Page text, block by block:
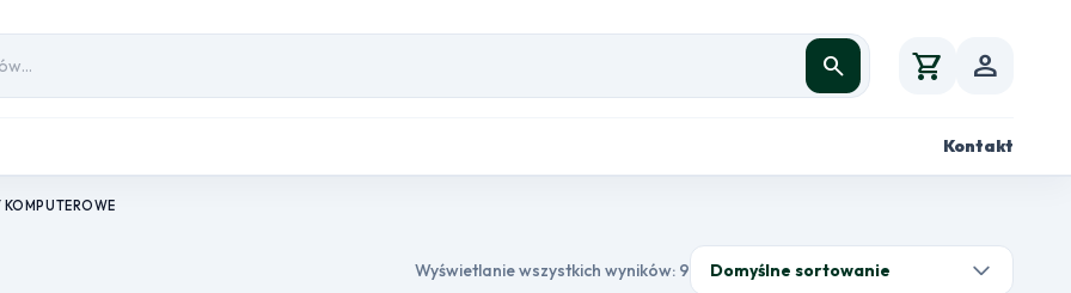
search shopping_cart person
Kontakt
KOMPUTEROWE
Wyświetlanie wszystkich wyników: 9